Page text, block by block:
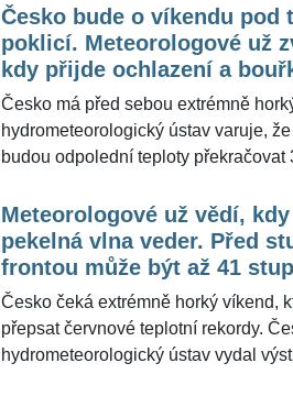
Poohří, ve středních Čechách a na
Ministr zdravotnictví Adam Vojtěch
ŽivotvČesku.cz k lidem, které čekají
rozpálených bytech, panelácích a
že vysoké teploty mohou být pro
obyvatel zdraví i život ohrožující.
nemocnice už nyní evidují nárůst lidí
Česko bude o víkendu pod
poklicí. Meteorologové už
kdy přijde ochlazení a
Česko má před sebou extrémně
hydrometeorologický ústav varuje,
budou odpolední teploty překračovat
Nejvyšší teploty se čekají zejména v
a severozápadních Čechách, v
jihu Moravy. Odborníci z portálu
ŽivotvČesku.cz doplnili, že první
úlevu se může objevit už v neděli
Čech, skutečné plošné ochlazení ale
pondělí a definitivní vzdálení se
Meteorologové už vědí,
pekelná vlna veder. Před
frontou může být až 41
Česko čeká extrémně horký víkend,
přepsat červnové teplotní rekordy.
hydrometeorologický ústav vydal